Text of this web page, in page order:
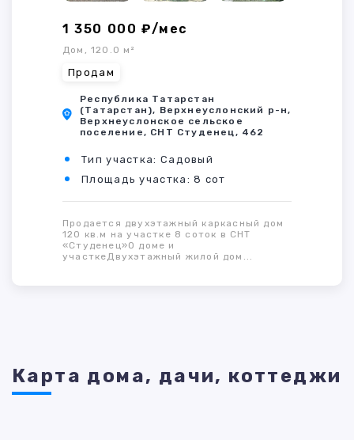
1 350 000 ₽/мес
Дом, 120.0 м²
Продам
Республика Татарстан
(Татарстан), Верхнеуслонский р-н,
Верхнеуслонское сельское
поселение, СНТ Студенец, 462
Тип участка: Садовый
Площадь участка: 8 сот
Продается двухэтажный каркасный дом
120 кв.м на участке 8 соток в СНТ
«Студенец»О доме и
участкеДвухэтажный жилой дом...
Карта дома, дачи, коттеджи